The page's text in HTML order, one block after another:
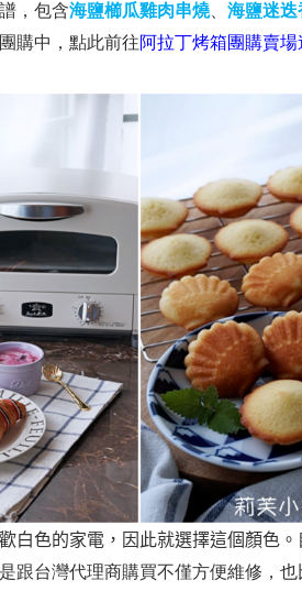
，包含海鹽櫛瓜雞肉串燒、 海鹽迷迭
購中，點此前往阿拉丁烤箱團購賣場
白色的家電，因此就選擇這個顏色。
跟台灣代理商購買不僅方便維修，